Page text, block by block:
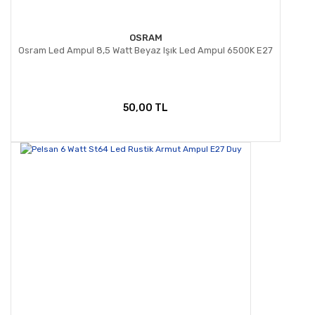
OSRAM
Osram Led Ampul 8,5 Watt Beyaz Işık Led Ampul 6500K E27
50,00 TL